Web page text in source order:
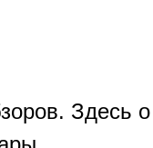
Здесь о